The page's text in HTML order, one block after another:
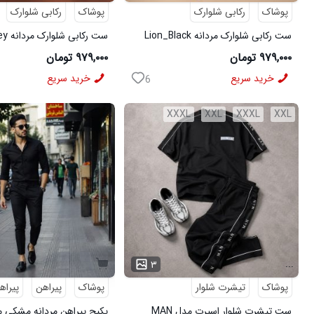
پوشاک
رکابی شلوارک
ست رکابی شلوارک مردانه Lion_Black
مدل 3997
۹۷۹,۰۰۰ تومان
خرید سریع 6
پوشاک
رکابی شلوارک
3996
۹۷۹,۰۰۰ تومان
خرید سریع
XXL
XXXL
XXL
XXXL
۳
...
پوشاک
تیشرت شلوار
پوشاک
پیراهن